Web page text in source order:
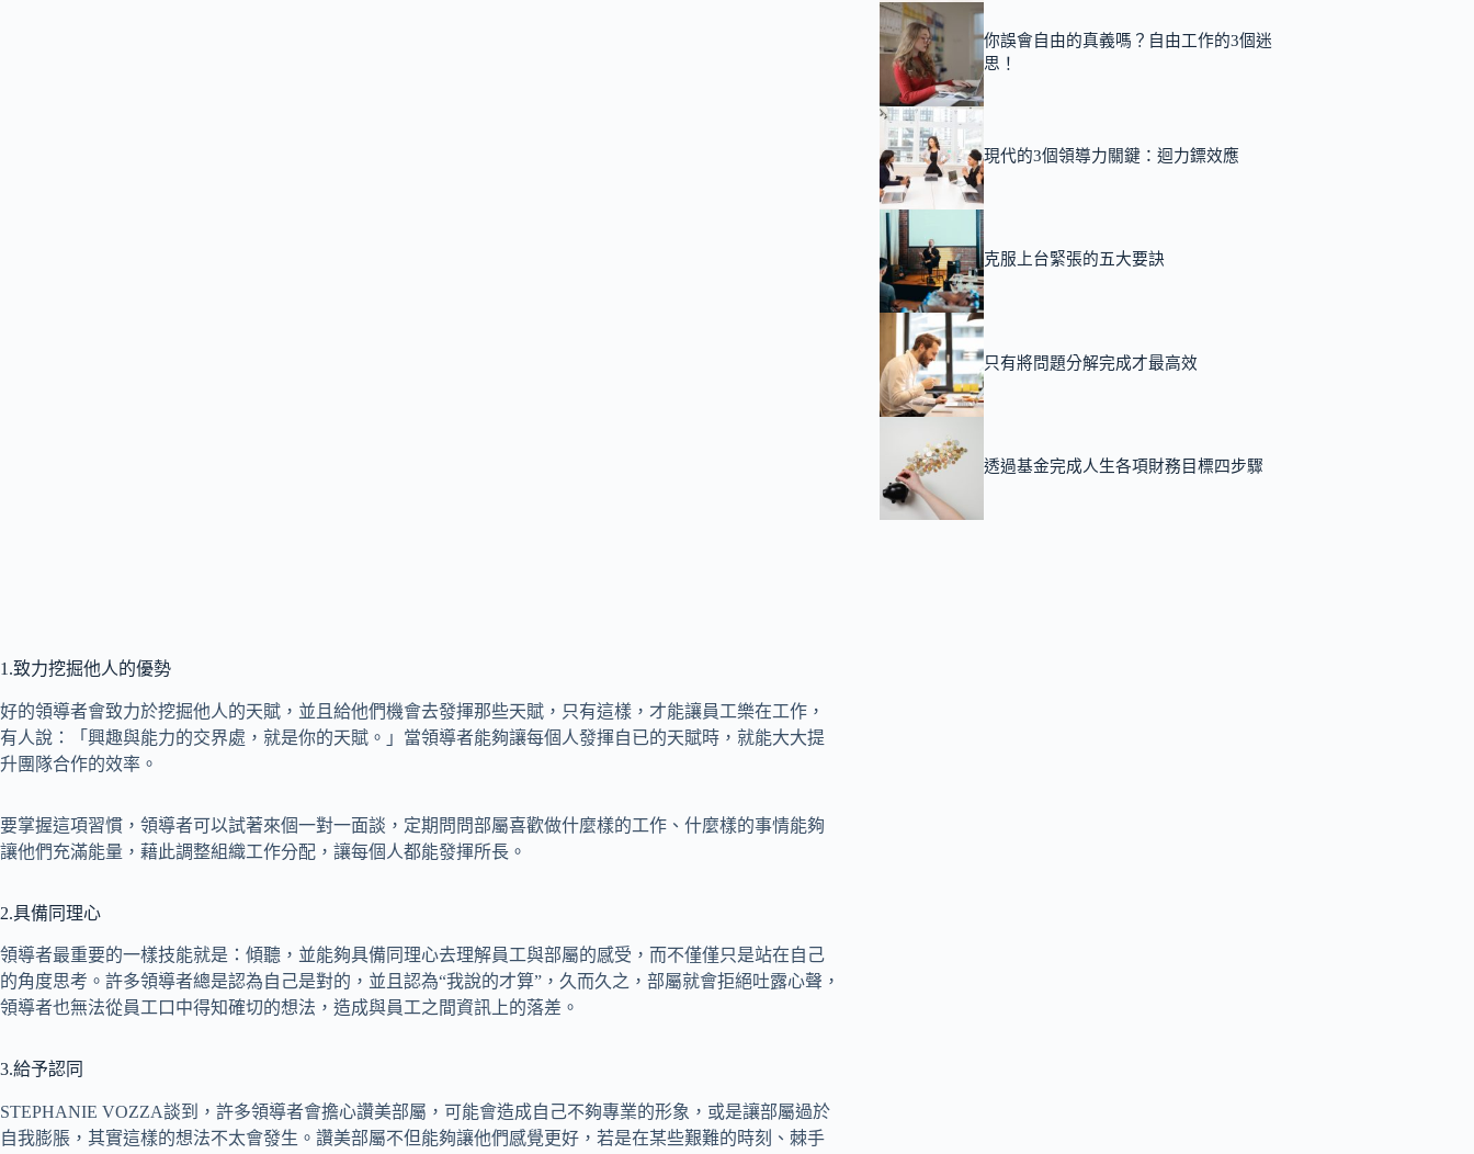
1.致力挖掘他人的優勢
好的領導者會致力於挖掘他人的天賦，並且給他們機會去發揮那些天賦，只有這樣，才能讓員工樂在工作，
有人說：「興趣與能力的交界處，就是你的天賦。」當領導者能夠讓每個人發揮自已的天賦時，就能大大提
升團隊合作的效率。
要掌握這項習慣，領導者可以試著來個一對一面談，定期問問部屬喜歡做什麼樣的工作、什麼樣的事情能夠
讓他們充滿能量，藉此調整組織工作分配，讓每個人都能發揮所長。
2.具備同理心
領導者最重要的一樣技能就是：傾聽，並能夠具備同理心去理解員工與部屬的感受，而不僅僅只是站在自己
的角度思考。許多領導者總是認為自己是對的，並且認為“我說的才算”，久而久之，部屬就會拒絕吐露心聲，
領導者也無法從員工口中得知確切的想法，造成與員工之間資訊上的落差。
3.給予認同
STEPHANIE VOZZA談到，許多領導者會擔心讚美部屬，可能會造成自己不夠專業的形象，或是讓部屬過於
自我膨脹，其實這樣的想法不太會發生。讚美部屬不但能夠讓他們感覺更好，若是在某些艱難的時刻、棘手
你誤會自由的真義嗎？自由工作的3個迷
思！
現代的3個領導力關鍵：迴力鏢效應
克服上台緊張的五大要訣
只有將問題分解完成才最高效
透過基金完成人生各項財務目標四步驟